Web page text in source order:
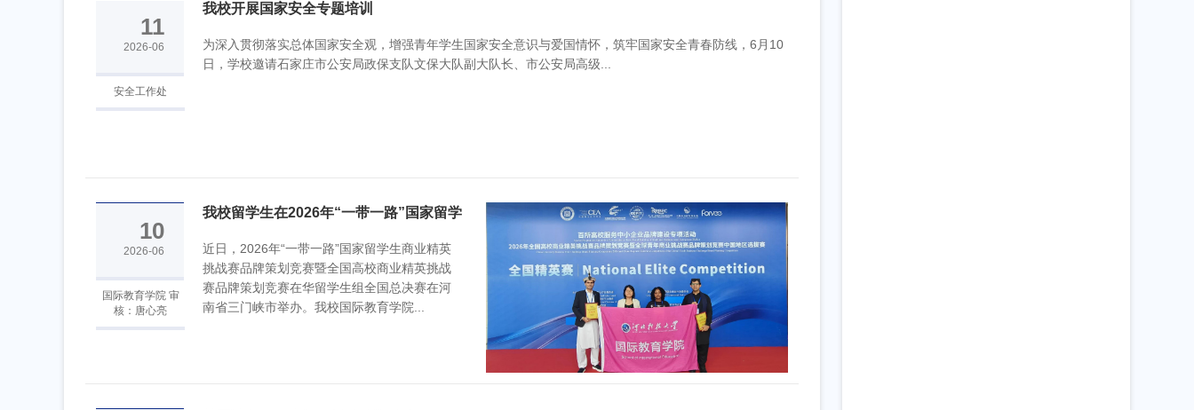
11
2026-06
安全工作处
我校开展国家安全专题培训
为深入贯彻落实总体国家安全观，增强青年学生国家安全意识与爱国情怀，筑牢国家安全青春防线，6月10
日，学校邀请石家庄市公安局政保支队文保大队副大队长、市公安局高级...
10
2026-06
国际教育学院 审
核：唐心亮
我校留学生在2026年“一带一路”国家留学
近日，2026年“一带一路”国家留学生商业精英
挑战赛品牌策划竞赛暨全国高校商业精英挑战
赛品牌策划竞赛在华留学生组全国总决赛在河
南省三门峡市举办。我校国际教育学院...